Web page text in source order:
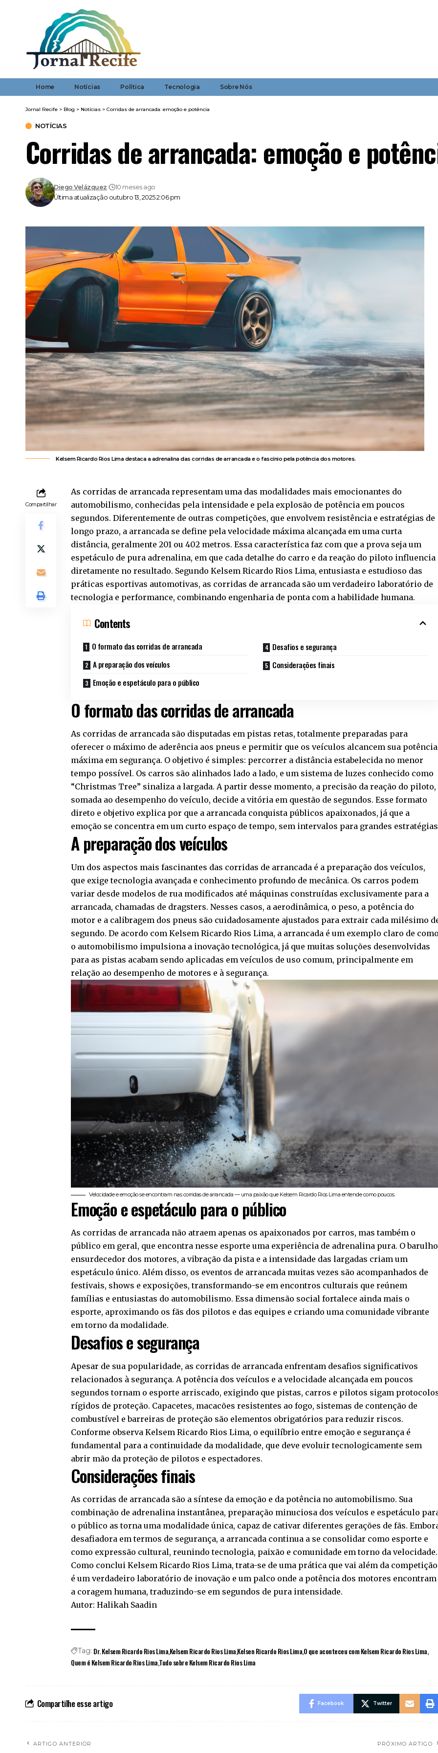
Home Notícias Política Tecnologia Sobre Nós
Jornal Recife > Blog > Notícias > Corridas de arrancada: emoção e potência
NOTÍCIAS
Corridas de arrancada: emoção e
Última atualização outubro 13, 2025 2:06 pm
Diego Velázquez 10 meses ago
Kelsem Ricardo Rios Lima destaca a adrenalina das corridas de arrancada e o fascínio pela potência dos motores.
Compartilhar
As corridas de arrancada representam uma das modalidades mais emocionantes do
automobilismo, conhecidas pela intensidade e pela explosão de potência em poucos
segundos. Diferentemente de outras competições, que envolvem resistência e estratégias de
longo prazo, a arrancada se define pela velocidade máxima alcançada em uma curta
distância, geralmente 201 ou 402 metros. Essa característica faz com que a prova seja um
espetáculo de pura adrenalina, em que cada detalhe do carro e da reação do piloto influencia
diretamente no resultado. Segundo Kelsem Ricardo Rios Lima, entusiasta e estudioso das
práticas esportivas automotivas, as corridas de arrancada são um verdadeiro laboratório de
tecnologia e performance, combinando engenharia de ponta com a habilidade humana.
Contents
O formato das corridas de arrancada
A preparação dos veículos
Emoção e espetáculo para o público
Desafios e segurança
Considerações finais
O formato das corridas de arrancada
As corridas de arrancada são disputadas em pistas retas, totalmente preparadas para
oferecer o máximo de aderência aos pneus e permitir que os veículos alcancem sua potência
máxima em segurança. O objetivo é simples: percorrer a distância estabelecida no menor
tempo possível. Os carros são alinhados lado a lado, e um sistema de luzes conhecido como
“Christmas Tree” sinaliza a largada. A partir desse momento, a precisão da reação do piloto,
somada ao desempenho do veículo, decide a vitória em questão de segundos. Esse formato
direto e objetivo explica por que a arrancada conquista públicos apaixonados, já que a
emoção se concentra em um curto espaço de tempo, sem intervalos para grandes
A preparação dos veículos
Um dos aspectos mais fascinantes das corridas de arrancada é a preparação dos veículos,
que exige tecnologia avançada e conhecimento profundo de mecânica. Os carros podem
variar desde modelos de rua modificados até máquinas construídas exclusivamente para a
arrancada, chamadas de dragsters. Nesses casos, a aerodinâmica, o peso, a potência do
motor e a calibragem dos pneus são cuidadosamente ajustados para extrair cada milésimo
segundo. De acordo com Kelsem Ricardo Rios Lima, a arrancada é um exemplo claro de
o automobilismo impulsiona a inovação tecnológica, já que muitas soluções desenvolvidas
para as pistas acabam sendo aplicadas em veículos de uso comum, principalmente em
relação ao desempenho de motores e à segurança.
Velocidade e emoção se encontram nas corridas de arrancada — uma paixão que Kelsem Ricardo Rios Lima entende como poucos.
Emoção e espetáculo para o público
As corridas de arrancada não atraem apenas os apaixonados por carros, mas também o
público em geral, que encontra nesse esporte uma experiência de adrenalina pura. O barulho
ensurdecedor dos motores, a vibração da pista e a intensidade das largadas criam um
espetáculo único. Além disso, os eventos de arrancada muitas vezes são acompanhados de
festivais, shows e exposições, transformando-se em encontros culturais que reúnem
famílias e entusiastas do automobilismo. Essa dimensão social fortalece ainda mais o
esporte, aproximando os fãs dos pilotos e das equipes e criando uma comunidade vibrante
em torno da modalidade.
Desafios e segurança
Apesar de sua popularidade, as corridas de arrancada enfrentam desafios significativos
relacionados à segurança. A potência dos veículos e a velocidade alcançada em poucos
segundos tornam o esporte arriscado, exigindo que pistas, carros e pilotos sigam
rígidos de proteção. Capacetes, macacões resistentes ao fogo, sistemas de contenção de
combustível e barreiras de proteção são elementos obrigatórios para reduzir riscos.
Conforme observa Kelsem Ricardo Rios Lima, o equilíbrio entre emoção e segurança é
fundamental para a continuidade da modalidade, que deve evoluir tecnologicamente sem
abrir mão da proteção de pilotos e espectadores.
Considerações finais
As corridas de arrancada são a síntese da emoção e da potência no automobilismo. Sua
combinação de adrenalina instantânea, preparação minuciosa dos veículos e espetáculo
o público as torna uma modalidade única, capaz de cativar diferentes gerações de fãs.
desafiadora em termos de segurança, a arrancada continua a se consolidar como esporte e
como expressão cultural, reunindo tecnologia, paixão e comunidade em torno da velocidade.
Como conclui Kelsem Ricardo Rios Lima, trata-se de uma prática que vai além da
é um verdadeiro laboratório de inovação e um palco onde a potência dos motores encontram
a coragem humana, traduzindo-se em segundos de pura intensidade.
Autor: Halikah Saadin
Tag: Dr. Kelsem Ricardo Rios LimaKelsem Ricardo Rios LimaKelsen Ricardo Rios LimaO que aconteceu com Kelsem Ricardo Rios Lima
Quem é Kelsem Ricardo Rios LimaTudo sobre Kelsem Ricardo Rios Lima
Compartilhe esse artigo Facebook Twitter
ARTIGO ANTERIOR PRÓXIMO ARTIGO